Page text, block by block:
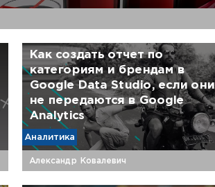
Как создать отчет по
категориям и брендам в
Google Data Studio, если они
не передаются в Google
Analytics
Аналитика
Александр Ковалевич